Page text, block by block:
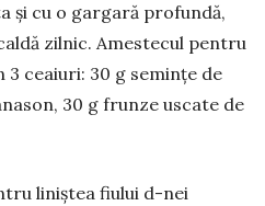
și cu o gar­gară profundă,
zil­nic. Amestecul pentru
ceaiuri: 30 g semințe de
30 g frunze uscate de
liniștea fiului d-nei